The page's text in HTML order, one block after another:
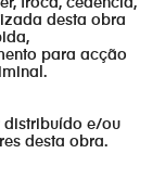
troca, cedência,
desta obra
para acção
distribuído e/ou
desta obra.